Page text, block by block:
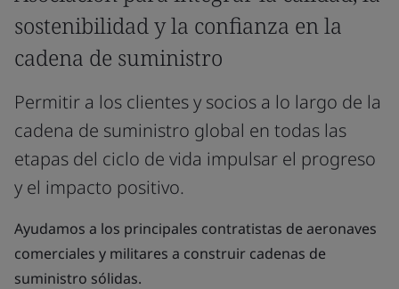
sostenibilidad y la confianza en la
cadena de suministro
Permitir a los clientes y socios a lo largo de la
cadena de suministro global en todas las
etapas del ciclo de vida impulsar el progreso
y el impacto positivo.
Ayudamos a los principales contratistas de aeronaves
comerciales y militares a construir cadenas de
suministro sólidas.